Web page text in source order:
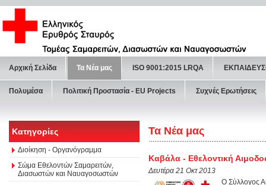
Αρχική Σελίδα Τα Νέα μας ISO 9001:2015 LRQA
Πολυμέσα Πολιτική Προστασία - ΕU Projects Συχνές Ερωτήσεις
Κατηγορίες
Διοίκηση - Οργανόγραμμα
Σώμα Εθελοντών Σαμαρειτών,
Διασωστών και Ναυαγοσωστών
Τα Νέα μας
Καβάλα - Εθελοντική
Δευτέρα 21 Οκτ 2013
Ο Σύλλογος